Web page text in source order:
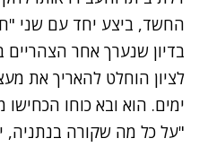
החשד, ביצע יחד עם שני
בדיון שנערך אחר
לציון הוחלט להאריך את
ימים. הוא ובא כוחו
"על כל מה שקורה בנתניה,